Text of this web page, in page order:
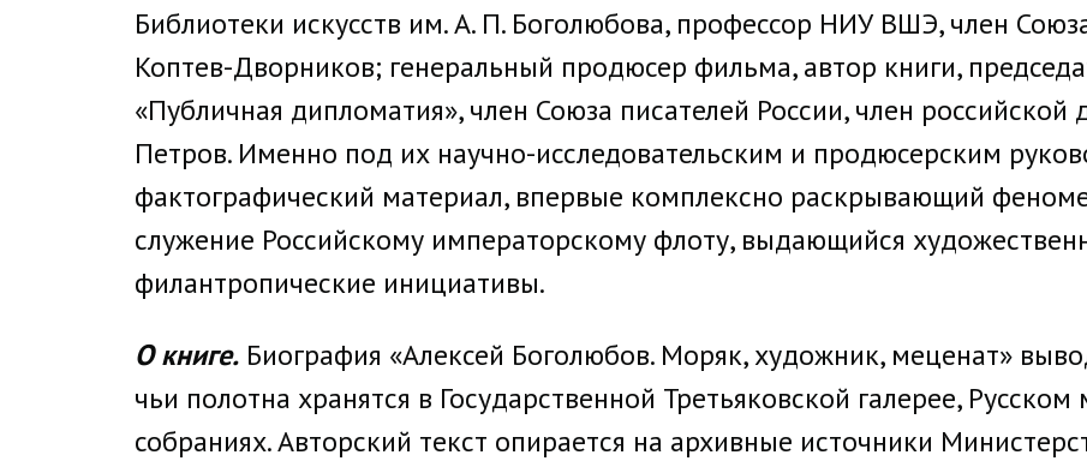
Библиотеки искусств им. А. П. Боголюбова, профессор НИУ ВШЭ, член
Коптев-Дворников; генеральный продюсер фильма, автор книги,
«Публичная дипломатия», член Союза писателей России, член
Петров. Именно под их научно-исследовательским и продюсерским
фактографический материал, впервые комплексно раскрывающий
служение Российскому императорскому флоту, выдающийся
филантропические инициативы.
О книге. Биография «Алексей Боголюбов. Моряк, художник, меценат»
чьи полотна хранятся в Государственной Третьяковской галерее,
собраниях. Авторский текст опирается на архивные источники